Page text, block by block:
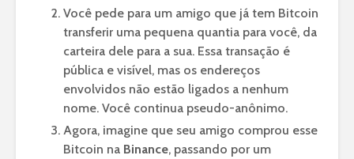
Você pede para um amigo que já tem Bitcoin
transferir uma pequena quantia para você, da
carteira dele para a sua. Essa transação é
pública e visível, mas os endereços
envolvidos não estão ligados a nenhum
nome. Você continua pseudo-anônimo.
Agora, imagine que seu amigo comprou esse
Bitcoin na Binance, passando por um